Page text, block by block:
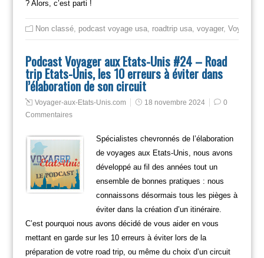
? Alors, c’est parti !
Non classé, podcast voyage usa, roadtrip usa, voyager, Voyager
Podcast Voyager aux Etats-Unis #24 – Road
trip Etats-Unis, les 10 erreurs à éviter dans
l’élaboration de son circuit
Voyager-aux-Etats-Unis.com 18 novembre 2024
0
Commentaires
Spécialistes chevronnés de l’élaboration
de voyages aux Etats-Unis, nous avons
développé au fil des années tout un
ensemble de bonnes pratiques : nous
connaissons désormais tous les pièges à
éviter dans la création d’un itinéraire.
C’est pourquoi nous avons décidé de vous aider en vous
mettant en garde sur les 10 erreurs à éviter lors de la
préparation de votre road trip, ou même du choix d’un circuit